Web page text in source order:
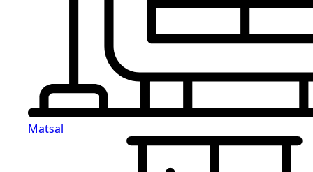
Matsal